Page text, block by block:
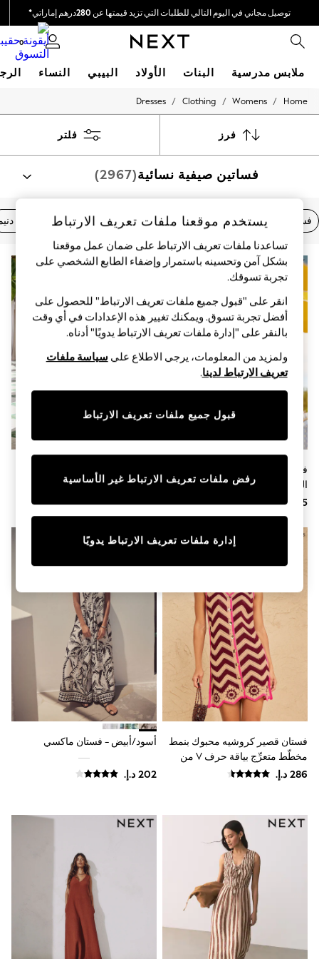
توصيل مجاني في اليوم التالي للطلبات التي تزيد قيمتها عن 280درهم إماراتي*
نحن نقوم بدفع جميع الرسوم 0
ملابس مدرسية البنات الأولاد البيبي النساء
HOLIDAY SHOP
Modest Holiday Outfits
Occasionwear
Girls' Holiday Shop
Girls' Travel Styles
Sunset Styles
Dresses
Occasionwear
Sets & Outfits
Linen Collection
Swimwear & Beachwear
Tops & T-Shirts
Sandals & Sliders
Jumpsuits & Playsuits
Shorts & Skirts
Sun Safe
Sun Hats & Caps
Sunglasses
Women's Travel Styles
Occasionwear
Linen Collection
Tops & T-Shirts
Cover Ups & Kaftans
Swimwear
Beachwear
Trousers
Sun Hats & Caps
Resort Styles
Boys' Holiday Shop
Boys' Travel Styles
Sunset Styles
Occasionwear
Sets & Outfits
Linen Collection
Tops & T-Shirts
Shirts
Swimwear
Shorts
Sandals & Clogs
Sun Hats & Caps
Sunglasses
Baby Holiday Shop
Baby Summer Nightwear
Occasionwear
Dresses
Sets & Outfits
Rompers
Sandals
Swimwear
Sun Hats & Caps
Home
/
Womens
/
Clothing
/
Dresses
فرز فلتر
فساتين صيفية نسائية(2967)
فساتين بنقشة الزهور فساتين النهار فساتين أنيقة فساتين
فستان قصير بحمالات وربطة على
الكتف من Lipsy
فستان ماكسي بطبعة موضعيّة
وأشرطة وتنورة بطبقات من مزيج
فستان قصير كروشيه محبوك بنمط
مخطّط متعرِّج بياقة حرف V من
Love & Roses
أسود/أبيض - فستان ماكسي
يستخدم موقعنا ملفات تعريف الارتباط
تساعدنا ملفات تعريف الارتباط على ضمان عمل موقعنا
بشكل آمن وتحسينه باستمرار وإضفاء الطابع الشخصي على
تجربة تسوقك.‏
انقر على "قبول جميع ملفات تعريف الارتباط" للحصول على
أفضل تجربة تسوق. ويمكنك تغيير هذه الإعدادات في أي وقت
بالنقر على "إدارة ملفات تعريف الارتباط يدويًا" أدناه.
ولمزيد من المعلومات، يرجى الاطلاع على سياسة ملفات
تعريف الارتباط لدينا.
قبول جميع ملفات تعريف الارتباط
رفض ملفات تعريف الارتباط غير الأساسية
إدارة ملفات تعريف الارتباط يدويًا